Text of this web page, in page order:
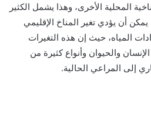
المحلية الأخرى، وهذا يشمل الكثير
أن يؤدي تغير المناخ الإقليمي
المياه، حيث إن هذه التغيرات
والحيوان وأنواع كثيرة من
إلى المراعي الحالية.